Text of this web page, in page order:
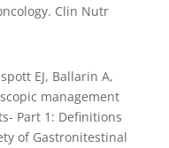
Clin Nutr
EJ, Ballarin A,
management
Part 1: Definitions
of Gastronitestinal